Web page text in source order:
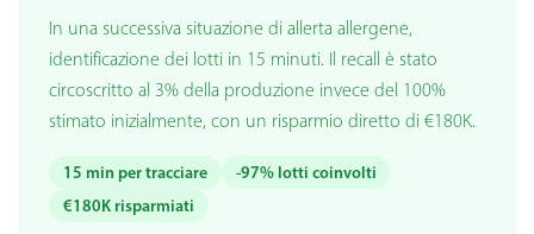
In una successiva situazione di allerta allergene,
identificazione dei lotti in 15 minuti. Il recall è stato
circoscritto al 3% della produzione invece del 100%
stimato inizialmente, con un risparmio diretto di €180K.
15 min per tracciare
-97% lotti coinvolti
€180K risparmiati